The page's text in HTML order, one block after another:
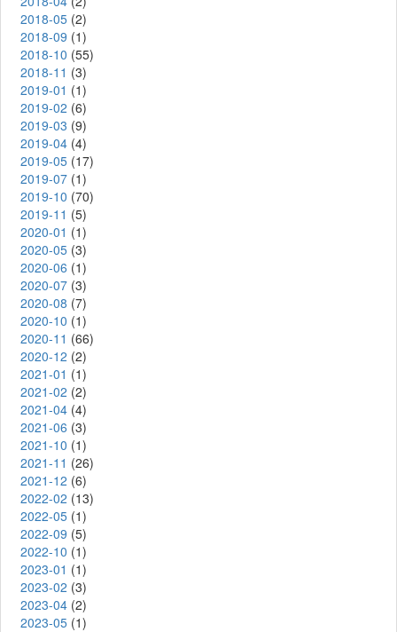
2018-05 (2)
2018-09 (1)
2018-10 (55)
2018-11 (3)
2019-01 (1)
2019-02 (6)
2019-03 (9)
2019-04 (4)
2019-05 (17)
2019-07 (1)
2019-10 (70)
2019-11 (5)
2020-01 (1)
2020-05 (3)
2020-06 (1)
2020-07 (3)
2020-08 (7)
2020-10 (1)
2020-11 (66)
2020-12 (2)
2021-01 (1)
2021-02 (2)
2021-04 (4)
2021-06 (3)
2021-10 (1)
2021-11 (26)
2021-12 (6)
2022-02 (13)
2022-05 (1)
2022-09 (5)
2022-10 (1)
2023-01 (1)
2023-02 (3)
2023-04 (2)
2023-05 (1)